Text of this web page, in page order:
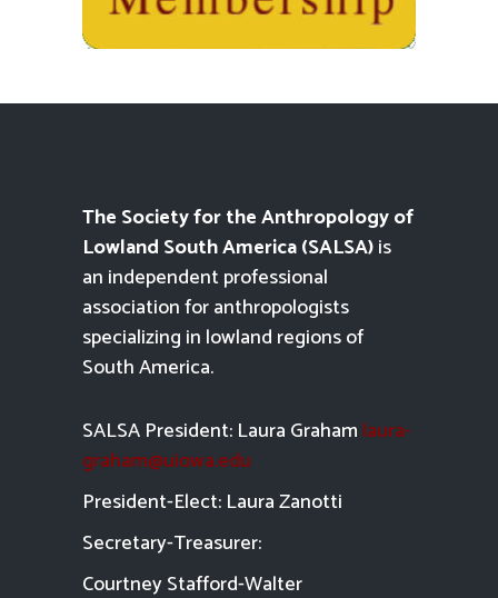
The Society for the Anthropology of
Lowland South America (SALSA)is
an independent professional
association for anthropologists
specializing in lowland regions of
South America.
SALSA President: Laura Graham laura-
graham@uiowa.edu
President-Elect: Laura Zanotti
Secretary-Treasurer:
Courtney Stafford-Walter